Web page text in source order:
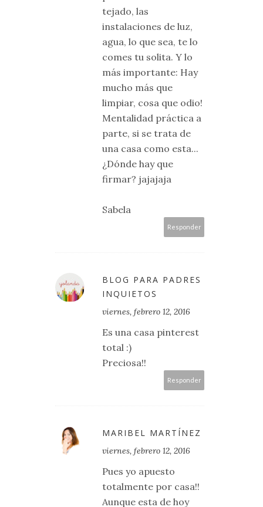
tejado, las
instalaciones de luz,
agua, lo que sea, te lo
comes tu solita. Y lo
más importante: Hay
mucho más que
limpiar, cosa que odio!
Mentalidad práctica a
parte, si se trata de
una casa como esta...
¿Dónde hay que
firmar? jajajaja
Sabela
Responder
BLOG PARA PADRES
INQUIETOS
viernes, febrero 12, 2016
Es una casa pinterest
total :)
Preciosa!!
Responder
MARIBEL MARTÍNEZ
viernes, febrero 12, 2016
Pues yo apuesto
totalmente por casa!!
Aunque esta de hoy